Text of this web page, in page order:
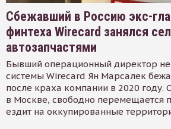
Сбежавший в Россию экс-
финтеха Wirecard занялся
автозапчастями
Бывший операционный директор
системы Wirecard Ян Марсалек
после краха компании в 2020 году.
в Москве, свободно перемещается
ездит на оккупированные